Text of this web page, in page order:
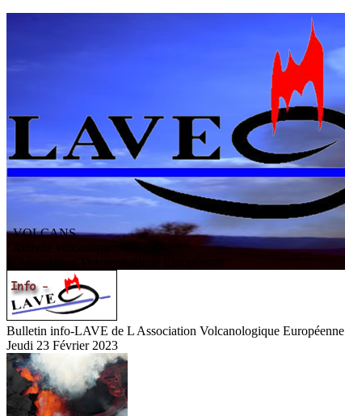
VOLCANS
olcanologique
Bulletin info-LAVE de L Association Volcanologique Européenne
Jeudi 23 Février 2023